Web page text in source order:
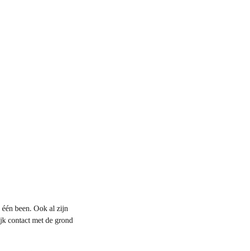
been. Ook al zijn
contact met de grond